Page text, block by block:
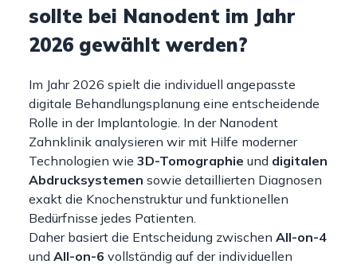
sollte bei Nanodent im Jahr
2026 gewählt werden?
Im Jahr 2026 spielt die individuell angepasste
digitale Behandlungsplanung eine entscheidende
Rolle in der Implantologie. In der Nanodent
Zahnklinik analysieren wir mit Hilfe moderner
Technologien wie 3D-Tomographie und digitalen
Abdrucksystemen sowie detaillierten Diagnosen
exakt die Knochenstruktur und funktionellen
Bedürfnisse jedes Patienten.
Daher basiert die Entscheidung zwischen All-on-4
und All-on-6 vollständig auf der individuellen